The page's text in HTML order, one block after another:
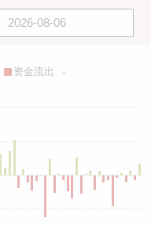
资金流出 -